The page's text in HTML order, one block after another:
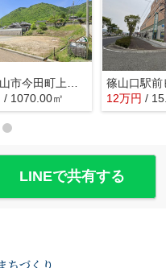
丹波篠山市今田町上立杭 貸土地
/ 1070.00㎡
篠山口駅前
12万円 /
LINEで共有する